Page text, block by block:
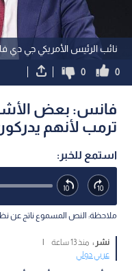
نائب الرئيس الأمريكي جي دي
0
0
فانس: بعض
ترمب لأنهم
استمع للخبر:
ملاحظة: النص المسموع ناتج عن
نشر : منذ 13 ساعة
|
عربي دولي